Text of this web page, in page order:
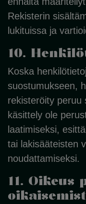
Rekisterin
lukituissa ja
10.
Koska
suostumukseen,
rekisteröity peruu
käsittely ole
laatimiseksi,
tai lakisääteisten
noudattamiseksi.
11. Oikeus